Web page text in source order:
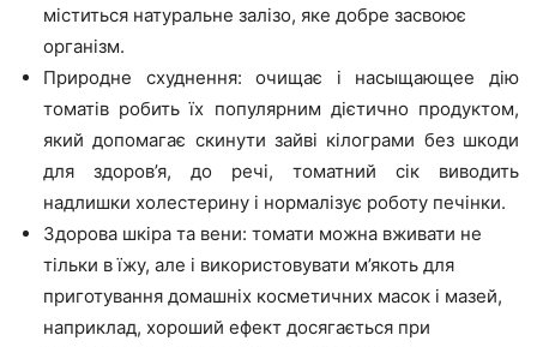
міститься натуральне залізо, яке добре засвоює
організм.
Природне схуднення: очищає і насыщающее дію
томатів робить їх популярним дієтично продуктом,
який допомагає скинути зайві кілограми без шкоди
для здоров’я, до речі, томатний сік виводить
надлишки холестерину і нормалізує роботу печінки.
Здорова шкіра та вени: томати можна вживати не
тільки в їжу, але і використовувати м’якоть для
приготування домашніх косметичних масок і мазей,
наприклад, хороший ефект досягається при